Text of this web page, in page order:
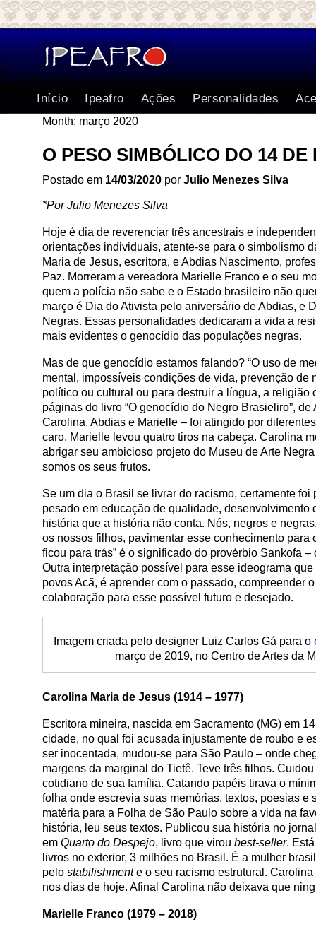
Início Ipeafro Ações Personalidades
Month: março 2020
O PESO SIMBÓLICO DO 14 DE
Postado em 14/03/2020 por Julio Menezes Silva
*Por Julio Menezes Silva
Hoje é dia de reverenciar três ancestrais e
orientações individuais, atente-se para o simbolismo
Maria de Jesus, escritora, e Abdias Nascimento,
Paz. Morreram a vereadora Marielle Franco e o seu
quem a polícia não sabe e o Estado brasileiro não
março é Dia do Ativista pelo aniversário de Abdias, e
Negras. Essas personalidades dedicaram a vida a
mais evidentes o genocídio das populações negras.
Mas de que genocídio estamos falando? “O uso de
mental, impossíveis condições de vida, prevenção
político ou cultural ou para destruir a língua, a religião
páginas do livro “O genocídio do Negro Brasieliro”,
Carolina, Abdias e Marielle – foi atingido por
caro. Marielle levou quatro tiros na cabeça. Carolina
abrigar seu ambicioso projeto do Museu de Arte
somos os seus frutos.
Se um dia o Brasil se livrar do racismo, certamente
pesado em educação de qualidade,
história que a história não conta. Nós, negros e
os nossos filhos, pavimentar esse conhecimento para
ficou para trás” é o significado do provérbio Sankofa
Outra interpretação possível para esse ideograma
povos Acã, é aprender com o passado, compreender
colaboração para esse possível futuro e desejado.
Imagem criada pelo designer Luiz Carlos Gá para o
março de 2019, no Centro de Artes da
Carolina Maria de Jesus (1914 – 1977)
Escritora mineira, nascida em Sacramento (MG) em
cidade, no qual foi acusada injustamente de roubo e
ser inocentada, mudou-se para São Paulo – onde
margens da marginal do Tietê. Teve três filhos.
cotidiano de sua família. Catando papéis tirava o
folha onde escrevia suas memórias, textos, poesias
matéria para a Folha de São Paulo sobre a vida na
história, leu seus textos. Publicou sua história no
em Quarto do Despejo, livro que virou best-seller.
livros no exterior, 3 milhões no Brasil. É a mulher
pelo stabilishmente o seu racismo estrutural. Carolina
nos dias de hoje. Afinal Carolina não deixava que
Marielle Franco (1979 – 2018)